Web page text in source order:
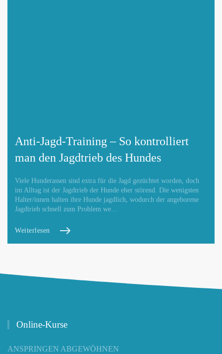
Anti-Jagd-Training – So kontrolliert
man den Jagdtrieb des Hundes
Viele Hunderassen sind extra für die Jagd gezüchtet worden, doch
im Alltag ist der Jagdtrieb der Hunde eher störend. Die wenigsten
Halter/innen halten ihre Hunde jagdlich, wodurch der angeborene
Jagdtrieb schnell zum Problem we…
Weiterlesen
Online-Kurse
ANSPRINGEN ABGEWÖHNEN